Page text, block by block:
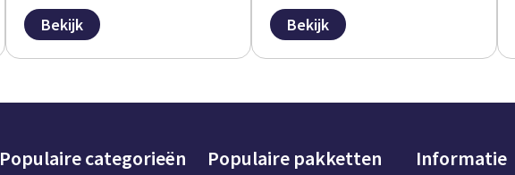
Bekijk Bekijk
Populaire categorieën Populaire pakketten Informatie